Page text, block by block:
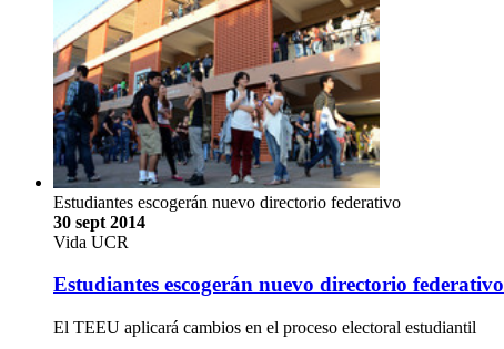
Estudiantes escogerán nuevo directorio federativo
30 sept 2014
Vida UCR
Estudiantes escogerán nuevo directorio federativo
El TEEU aplicará cambios en el proceso electoral estudiantil